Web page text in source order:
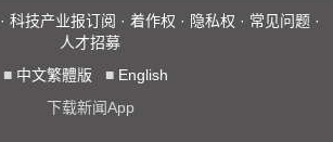
· 科技产业报订阅 · 着作权 · 隐私权 · 常见问题 ·
人才招募
■ 中文繁體版 ■ English
下载新闻App